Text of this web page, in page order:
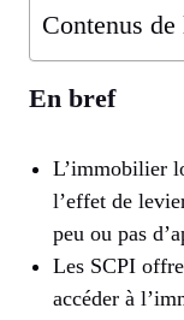
Contenus de
En bref
L’immobilier
l’effet de
peu ou pas
Les SCPI
accéder à